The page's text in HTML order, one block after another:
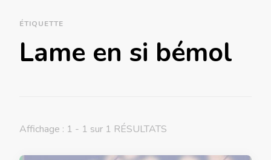
ÉTIQUETTE
Lame en si bémol
Affichage : 1 - 1 sur 1 RÉSULTATS